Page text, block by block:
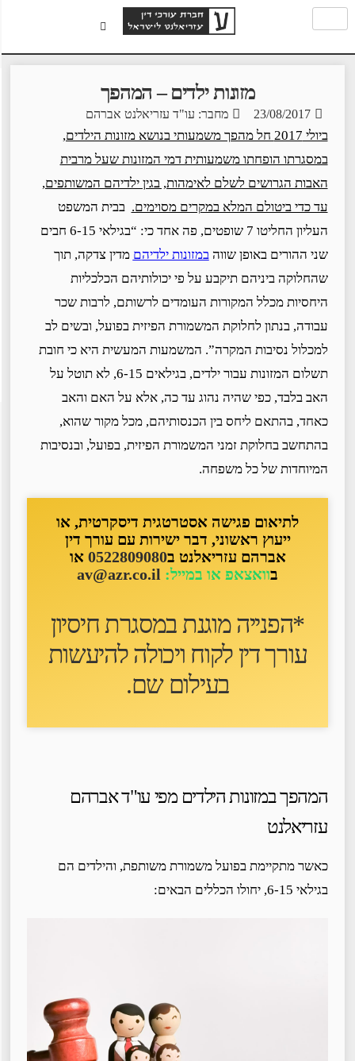
מזונות ילדים – המהפך
23/08/2017 מחבר: עו"ד עזריאלנט אברהם
ביולי 2017 חל מהפך משמעותי בנושא מזונות הילדים,
במסגרתו הופחתו משמעותית דמי המזונות שעל מרבית
האבות הגרושים לשלם לאימהות, בגין ילדיהם המשותפים,
עד כדי ביטולם המלא במקרים מסוימים.בבית המשפט
העליון החליטו 7 שופטים, פה אחד כי: “בגילאי 6-15 חבים
שני ההורים באופן שווהבמזונות ילדיהםמדין צדקה, תוך
שהחלוקה ביניהם תיקבע על פי יכולותיהם הכלכליות
היחסיות מכלל המקורות העומדים לרשותם, לרבות שכר
עבודה, בנתון לחלוקת המשמורת הפיזית בפועל, ובשים לב
למכלול נסיבות המקרה”. המשמעות המעשית היא כי חובת
תשלום המזונות עבור ילדים, בגילאים 6-15, לא תוטל על
האב בלבד, כפי שהיה נהוג עד כה, אלא על האם והאב
כאחד, בהתאם ליחס בין הכנסותיהם, מכל מקור שהוא,
בהתחשב בחלוקת זמני המשמורת הפיזית, בפועל, ובנסיבות
המיוחדות של כל משפחה.
לתיאום פגישה אסטרטגית דיסקרטית, או
ייעוץ ראשוני, דבר ישירות עם עורך דין
אברהם עזריאלנט ב0522809080או
בוואצאפ או במייל:av@azr.co.il
*הפנייה מוגנת במסגרת חיסיון
עורך דין לקוח ו יכולה להיעשות
בעילום שם.
המהפך במזונות הילדים מפי עו"ד אברהם
עזריאלנט
כאשר מתקיימת בפועל משמורת משותפת, והילדים הם
בגילאי 6-15, יחולו הכללים הבאים: